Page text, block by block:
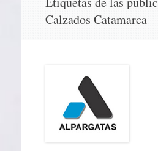
contenidoCalzados Catamarca